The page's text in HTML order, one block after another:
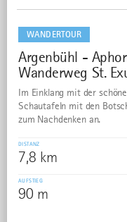
WANDERTOUR
9
Argenbühl -
Wanderweg St.
Im Einklang mit der
Schautafeln mit den
zum Nachdenken an.
DISTANZ
7,8 km
AUFSTIEG
90 m
dazu